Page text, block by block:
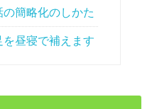
簡略化のしかた
昼寝で補えます